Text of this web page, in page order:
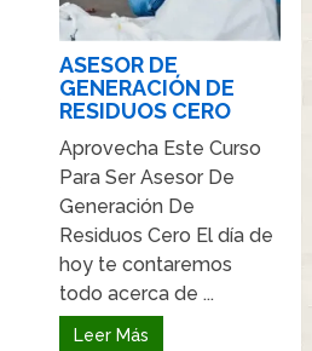
ASESOR DE
GENERACIÓN DE
RESIDUOS CERO
Aprovecha Este Curso
Para Ser Asesor De
Generación De
Residuos Cero El día de
hoy te contaremos
todo acerca de ...
Leer Más